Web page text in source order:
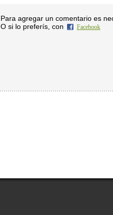
Para agregar un comentario es
O si lo preferís, con
Facebook